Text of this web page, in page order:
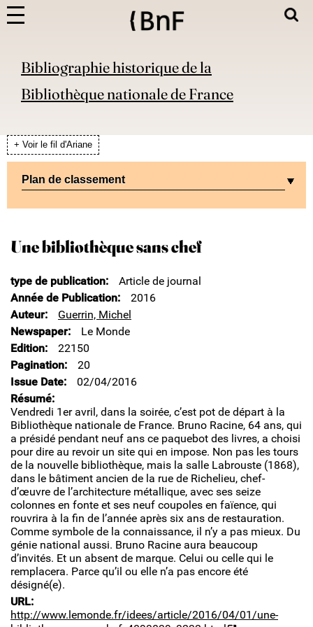
Bibliographie historique de la
Bibliothèque nationale de France
+ Voir le fil d'Ariane
Plan de classement
Une bibliothèque sans chef
type de publication
Article de journal
Année de Publication
2016
Auteur
Guerrin, Michel
Newspaper
Le Monde
Edition
22150
Pagination
20
Issue Date
02/04/2016
Résumé
Vendredi 1er avril, dans la soirée, c’est pot de départ à la
Bibliothèque nationale de France. Bruno Racine, 64 ans, qui
a présidé pendant neuf ans ce paquebot des livres, a choisi
pour dire au revoir un site qui en impose. Non pas les tours
de la nouvelle bibliothèque, mais la salle Labrouste (1868),
dans le bâtiment ancien de la rue de Richelieu, chef-
d’œuvre de l’architecture métallique, avec ses seize
colonnes en fonte et ses neuf coupoles en faïence, qui
rouvrira à la fin de l’année après six ans de restauration.
Comme symbole de la connaissance, il n’y a pas mieux. Du
génie national aussi. Bruno Racine aura beaucoup
d’invités. Et un absent de marque. Celui ou celle qui le
remplacera. Parce qu’il ou elle n’a pas encore été
désigné(e).
URL
http://www.lemonde.fr/idees/article/2016/04/01/une-